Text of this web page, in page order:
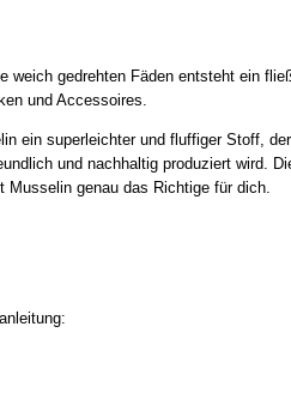
gedrehten Fäden entsteht ein
und Accessoires.
ein superleichter und fluffiger Stoff,
und nachhaltig produziert wird.
genau das Richtige für dich.